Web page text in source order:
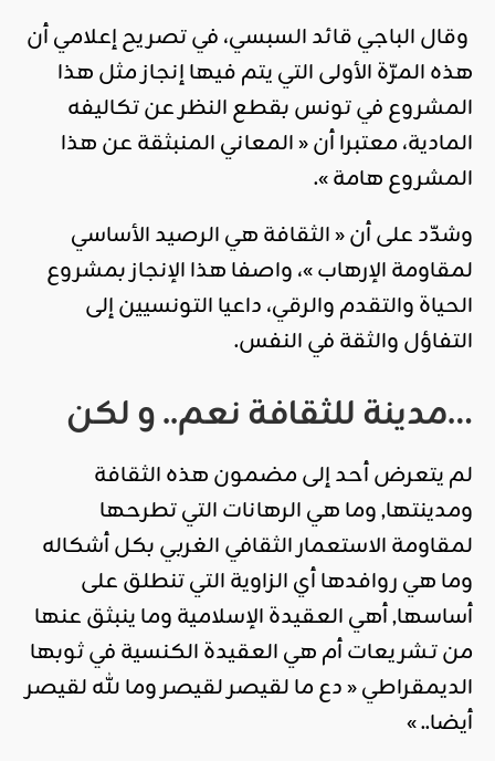
وقال الباجي قائد السبسي، في تصريح إعلامي أن
هذه المرّة الأولى التي يتم فيها إنجاز مثل هذا
المشروع في تونس بقطع النظر عن تكاليفه
المادية، معتبرا أن « المعاني المنبثقة عن هذا
المشروع هامة ».
وشدّد على أن « الثقافة هي الرصيد الأساسي
لمقاومة الإرهاب »، واصفا هذا الإنجاز بمشروع
الحياة والتقدم والرقي، داعيا التونسيين إلى
التفاؤل والثقة في النفس.
مدينة للثقافة نعم.. و لكن…
لم يتعرض أحد إلى مضمون هذه الثقافة
ومدينتها, وما هي الرهانات التي تطرحها
لمقاومة الاستعمار الثقافي الغربي بكل أشكاله
وما هي روافدها أي الزاوية التي تنطلق على
أساسها, أهي العقيدة الإسلامية وما ينبثق عنها
من تـشريعات أم هي العقيدة الكنسية في ثوبها
الديمقراطي « دع ما لقيصر لقيصر وما لله لقيصر
أيضا.. »